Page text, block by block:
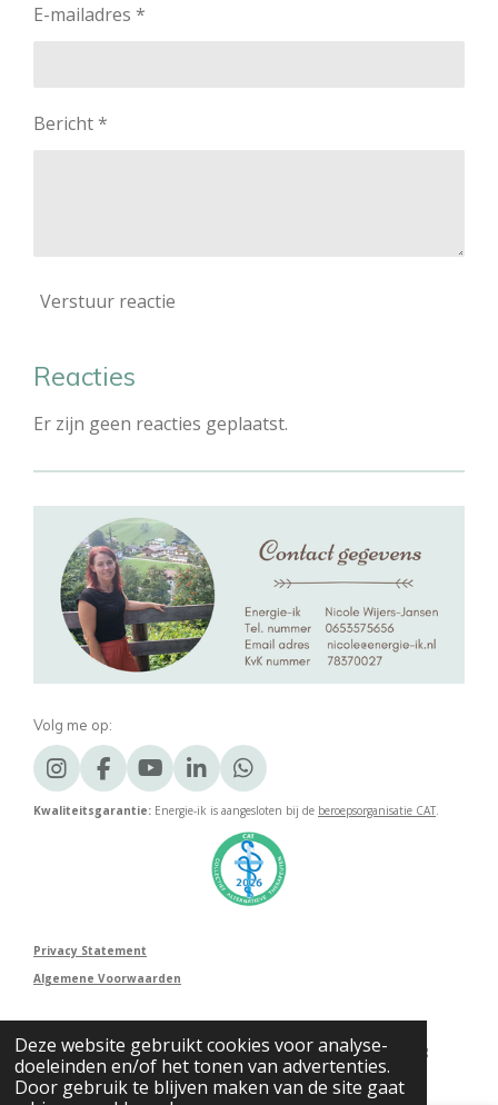
Deze website gebruikt cookies voor analyse-
doeleinden en/of het tonen van advertenties.
Door gebruik te blijven maken van de site gaat
E-mailadres *
Bericht *
Verstuur reactie
Reacties
Er zijn geen reacties geplaatst.
Volg me op:
I
n
s
m
F
a
c
Y
o
u
L
i
n
W
h
a
t
s
A
p
Kwaliteitsgarantie: Energie-ik is aangesloten bij de beroepsorganisatie CAT
Privacy Statement
Algemene Voorwaarden
© 2020 - 2026 Energie-ik voor energiecoaching en energetische behandeling
Powered byJouwWeb